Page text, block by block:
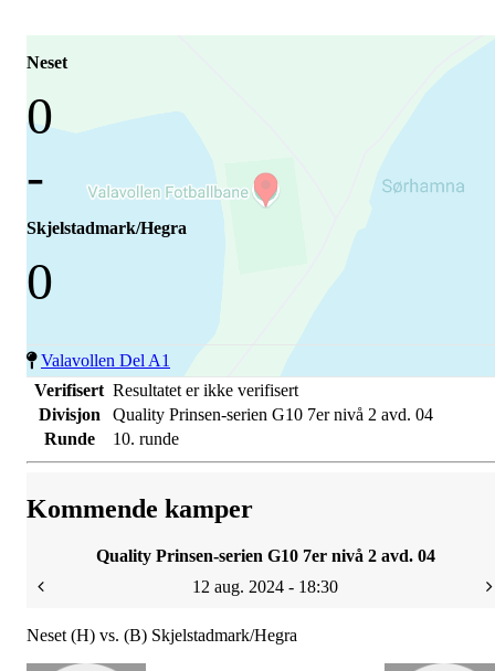
Neset
0
-
Skjelstadmark/Hegra
0
Valavollen Del A1
Verifisert Resultatet er ikke verifisert
Divisjon
Quality Prinsen-serien G10 7er nivå 2 avd. 04
Runde
10. runde
Kommende kamper
Quality Prinsen-serien G10 7er nivå 2 avd. 04
12 aug. 2024 - 18:30
Neset (H) vs. (B) Skjelstadmark/Hegra